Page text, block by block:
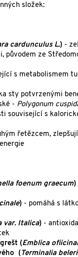
složek:
cardunculus L.) -
původem ze
s metabolismem
sty potvrzenými
- Polygonum
související s
řetězcem, zlepšují
foenum graecum)
) - pomáhá s
var. Italica) -
(Emblica
( Terminalia